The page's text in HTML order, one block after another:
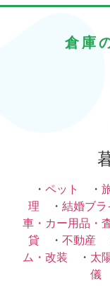
倉庫
・ ペット ・
理 ・ 結婚ブ
車・カー用品・
貸 ・ 不動産
ム・改装 ・ 太
儀